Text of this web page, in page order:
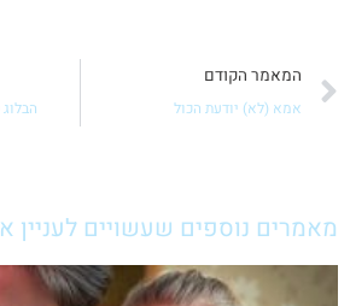
קודם
המאמר הקודם
אמא (לא) יודעת הכול
מאמרים נוספים שעשויים לעניין